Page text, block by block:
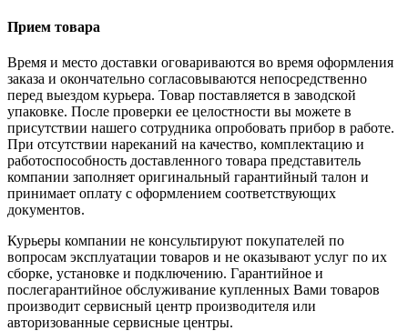
Прием товара
Время и место доставки оговариваются во время оформления
заказа и окончательно согласовываются непосредственно
перед выездом курьера. Товар поставляется в заводской
упаковке. После проверки ее целостности вы можете в
присутствии нашего сотрудника опробовать прибор в работе.
При отсутствии нареканий на качество, комплектацию и
работоспособность доставленного товара представитель
компании заполняет оригинальный гарантийный талон и
принимает оплату с оформлением соответствующих
документов.
Курьеры компании не консультируют покупателей по
вопросам эксплуатации товаров и не оказывают услуг по их
сборке, установке и подключению. Гарантийное и
послегарантийное обслуживание купленных Вами товаров
производит сервисный центр производителя или
авторизованные сервисные центры.